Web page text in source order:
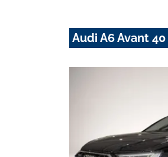
Audi A6 Avant